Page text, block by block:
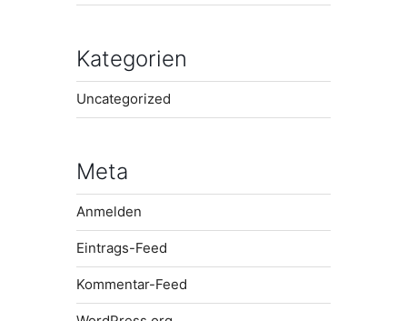
Kategorien
Uncategorized
Meta
Anmelden
Eintrags-Feed
Kommentar-Feed